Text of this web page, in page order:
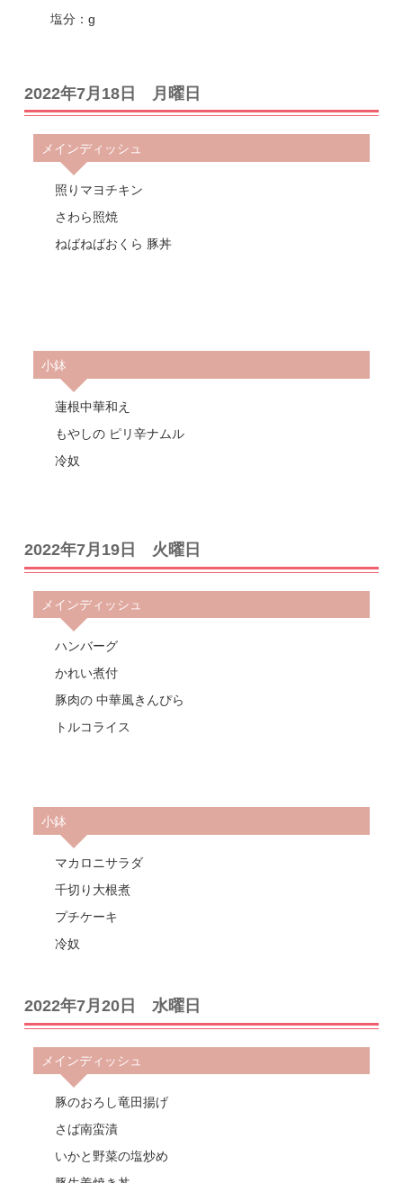
塩分：g
2022年7月18日 月曜日
メインディッシュ
照りマヨチキン
さわら照焼
ねばねばおくら 豚丼
小鉢
蓮根中華和え
もやしの ピリ辛ナムル
冷奴
2022年7月19日 火曜日
メインディッシュ
ハンバーグ
かれい煮付
豚肉の 中華風きんぴら
トルコライス
小鉢
マカロニサラダ
千切り大根煮
プチケーキ
冷奴
2022年7月20日 水曜日
メインディッシュ
豚のおろし竜田揚げ
さば南蛮漬
いかと野菜の塩炒め